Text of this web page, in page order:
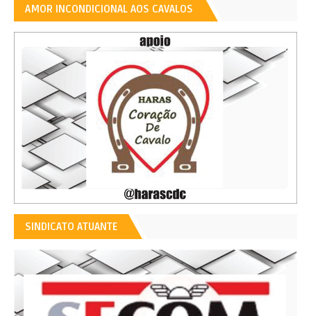
AMOR INCONDICIONAL AOS CAVALOS
SINDICATO ATUANTE